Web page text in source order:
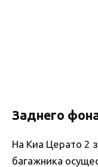
Заднего
На Киа Церато 2
багажника